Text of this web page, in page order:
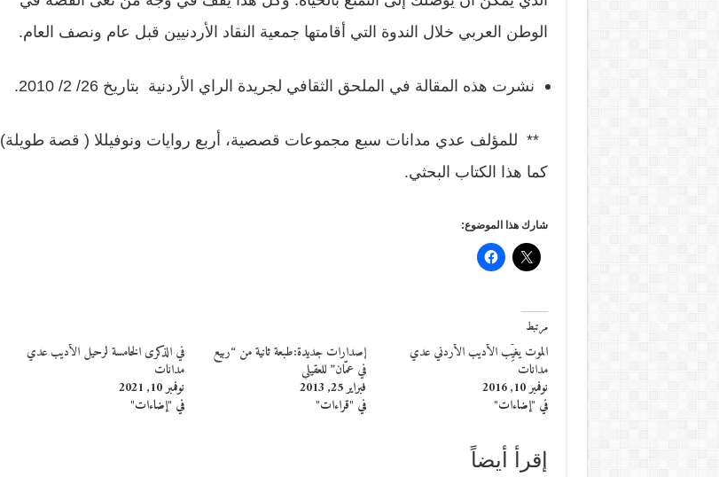
الوطن العربي خلال الندوة التي أقامتها جمعية النقاد الأردنيين قبل عام ونصف العام.
نشرت هذه المقالة في الملحق الثقافي لجريدة الراي الأردنية بتاريخ 26/ 2/ 2010.
** للمؤلف عدي مدانات سبع مجموعات قصصية، أربع روايات ونوفيللا ( قصة طويلة)
كما هذا الكتاب البحثي.
شارك هذا الموضوع:
مرتبط
الموت يغيِّب الأديب الأردني عدي
مدانات
نوفمبر 10, 2016
في "إضاءات"
إصدارات جديدة:طبعة ثانية من “ربيع
في عمّان” للعقيلي
فبراير 25, 2013
في "قراءات"
في الذكرى الخامسة لرحيل الأديب عدي
مدانات
نوفمبر 10, 2021
في "إضاءات"
إقرأ أيضاً